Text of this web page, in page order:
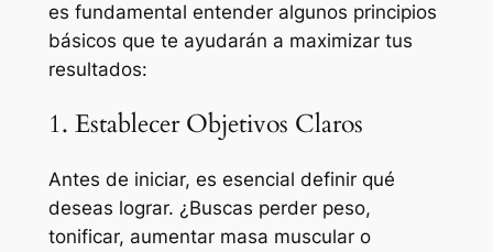
es fundamental entender algunos principios
básicos que te ayudarán a maximizar tus
resultados:
1. Establecer Objetivos Claros
Antes de iniciar, es esencial definir qué
deseas lograr. ¿Buscas perder peso,
tonificar, aumentar masa muscular o